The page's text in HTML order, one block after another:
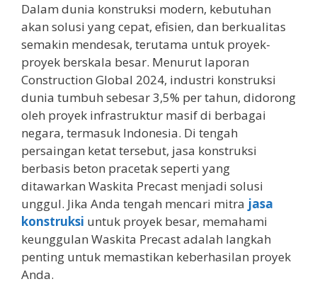
Dalam dunia konstruksi modern, kebutuhan
akan solusi yang cepat, efisien, dan berkualitas
semakin mendesak, terutama untuk proyek-
proyek berskala besar. Menurut laporan
Construction Global 2024, industri konstruksi
dunia tumbuh sebesar 3,5% per tahun, didorong
oleh proyek infrastruktur masif di berbagai
negara, termasuk Indonesia. Di tengah
persaingan ketat tersebut, jasa konstruksi
berbasis beton pracetak seperti yang
ditawarkan Waskita Precast menjadi solusi
unggul. Jika Anda tengah mencari mitra jasa
konstruksi untuk proyek besar, memahami
keunggulan Waskita Precast adalah langkah
penting untuk memastikan keberhasilan proyek
Anda.